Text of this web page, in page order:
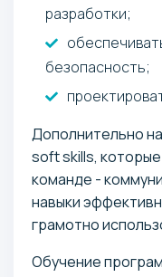
разработки;
безопасность;
Дополнительно
soft skills,
команде -
навыки
грамотно
Обучение